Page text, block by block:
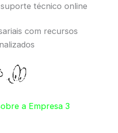
técnico online
com recursos
a Empresa 3